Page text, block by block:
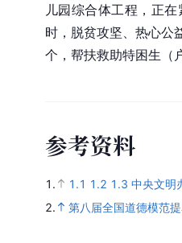
儿园综合体工程，正
时，脱贫攻坚、热心公
个，帮扶救助特困生（
参考资料
1. 1.1 1.2 1.3 中央文明
2.
第八届全国道德模范